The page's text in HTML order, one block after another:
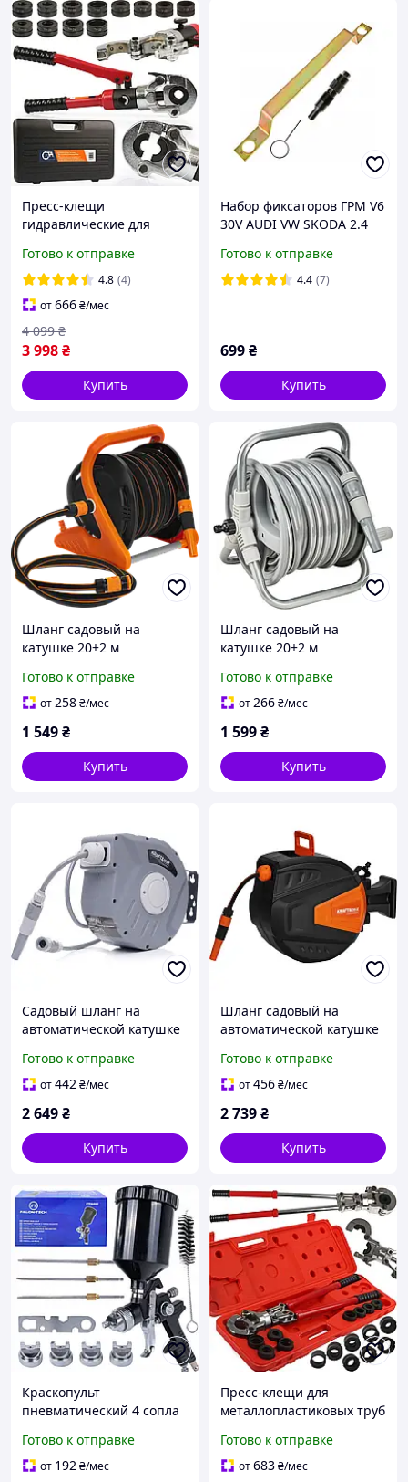
Пресс-клещи
гидравлические для
12т AL-FA AL55915C
Готово к отправке
4.8 (4)
от666₴/мес
3 998₴
4 099 ₴
Купить
Набор фиксаторов ГРМ V6
30V AUDI VW SKODA 2.4
Готово к отправке
4.4 (7)
699₴
Купить
Шланг садовый на
катушке 20+2 м
подставкой, шланг 1/2",
переносной
Готово к отправке
от258₴/мес
1 549₴
Купить
Шланг садовый на
катушке 20+2 м
комплект для полива
Готово к отправке
от266₴/мес
1 599₴
Купить
Садовый шланг на
автоматической катушке
1,5м, настенный,
автоматическая смотка
Готово к отправке
от442₴/мес
2 649₴
Купить
Шланг садовый на
автоматической катушке
1,5м 1/2", настенный,
автоматическое
Готово к отправке
от456₴/мес
2 739₴
Купить
Краскопульт
пневматический 4 сопла
FTH404
Готово к отправке
от 192₴/мес
Пресс-клещи для
металлопластиковых труб
M55911
Готово к отправке
от683₴/мес